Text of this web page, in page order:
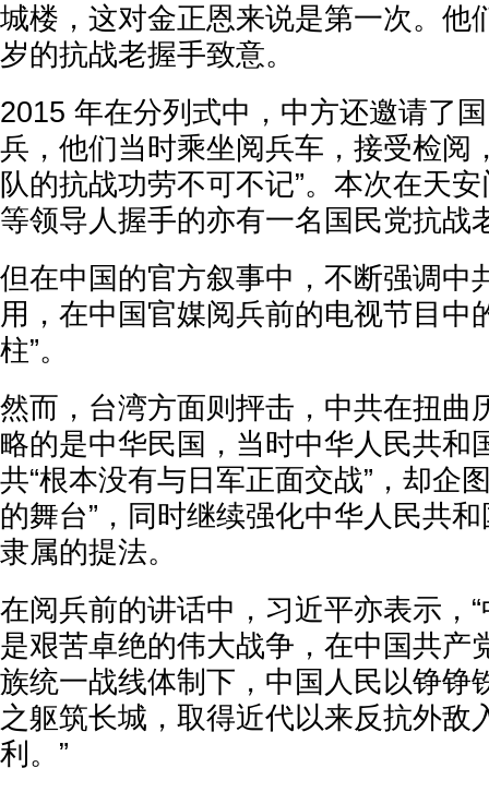
城楼，这对金正恩来说是第一次。他
岁的抗战老握手致意。
2015 年在分列式中，中方还邀请了
兵，他们当时乘坐阅兵车，接受检阅
队的抗战功劳不可不记”。本次在天
等领导人握手的亦有一名国民党抗战
但在中国的官方叙事中，不断强调中
用，在中国官媒阅兵前的电视节目中
柱”。
然而，台湾方面则抨击，中共在扭曲
略的是中华民国，当时中华人民共和
共“根本没有与日军正面交战”，却企
的舞台”，同时继续强化中华人民共
隶属的提法。
在阅兵前的讲话中，习近平亦表示，
是艰苦卓绝的伟大战争，在中国共产
族统一战线体制下，中国人民以铮铮
之躯筑长城，取得近代以来反抗外敌
利。”